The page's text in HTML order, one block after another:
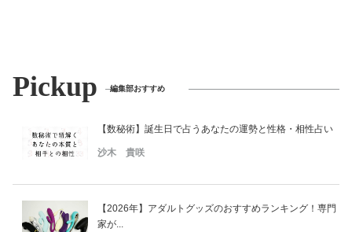
Pickup 編集部おすすめ
【数秘術】誕生日で占うあなたの運勢と性格・相性占い
沙木 貴咲
【2026年】アダルトグッズのおすすめランキング！専門
家が...